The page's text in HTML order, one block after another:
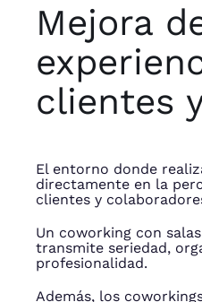
Mejora
clientes
El entorno donde
directamente en la
clientes y
Un coworking con
transmite seriedad,
profesionalidad.
Además, los